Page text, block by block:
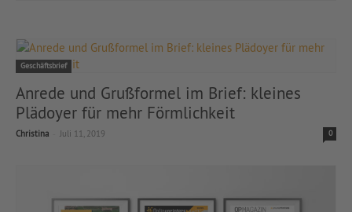
Geschäftsbrief
Anrede und Grußformel im Brief: kleines
Plädoyer für mehr Förmlichkeit
Christina Juli 11, 2019 0